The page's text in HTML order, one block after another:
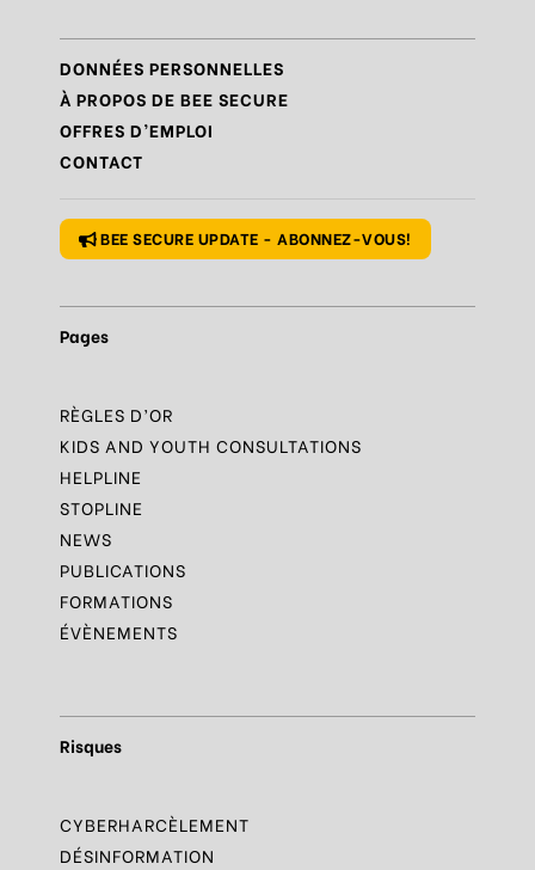
RègleN°8 – Protéger sa vie privée
Règle N°9 – Savoir s’accorder une pause
RègleN°10 – Des questions ? Parles-en
DONNÉES PERSONNELLES
À PROPOS DE BEE SECURE
OFFRES D’EMPLOI
CONTACT
BEE SECURE UPDATE - ABONNEZ-VOUS!
Pages
RÈGLES D’OR
KIDS AND YOUTH CONSULTATIONS
HELPLINE
STOPLINE
NEWS
PUBLICATIONS
FORMATIONS
ÉVÈNEMENTS
Risques
CYBERHARCÈLEMENT
DÉSINFORMATION